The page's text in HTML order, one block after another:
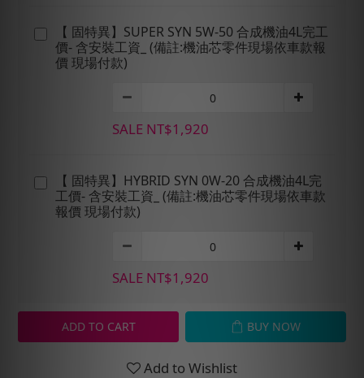
【 固特異】SUPER SYN 5W-50 合成機油4L完工
價- 含安裝工資_ (備註:機油芯零件現場依車款報
價 現場付款)
SALE NT$1,920
【 固特異】HYBRID SYN 0W-20 合成機油4L完
工價- 含安裝工資_ (備註:機油芯零件現場依車款
報價 現場付款)
SALE NT$1,920
ADD TO CART BUY NOW
Add to Wishlist